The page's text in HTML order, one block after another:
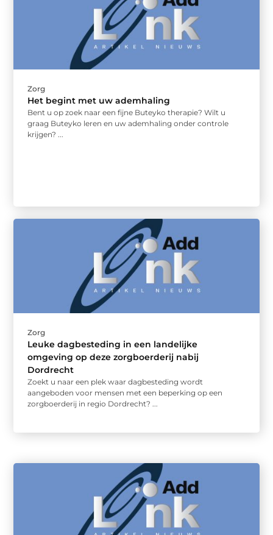
Zorg
Het begint met uw ademhaling
Bent u op zoek naar een fijne Buteyko therapie? Wilt u
graag Buteyko leren en uw ademhaling onder controle
krijgen? ...
Zorg
Leuke dagbesteding in een landelijke
omgeving op deze zorgboerderij nabij
Dordrecht
Zoekt u naar een plek waar dagbesteding wordt
aangeboden voor mensen met een beperking op een
zorgboerderij in regio Dordrecht? ...